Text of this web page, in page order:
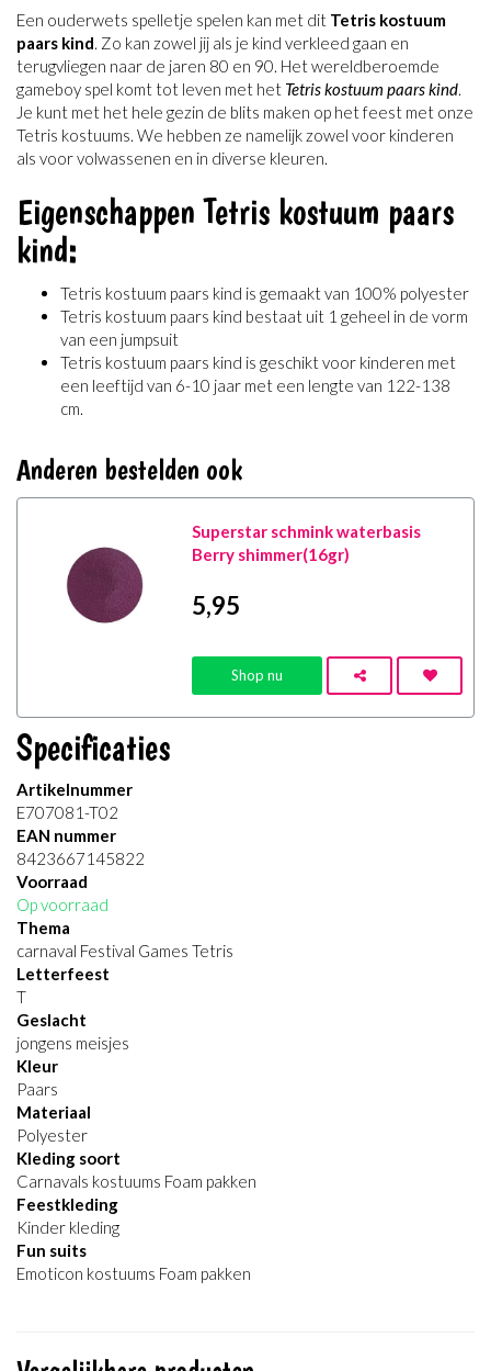
Een ouderwets spelletje spelen kan met dit Tetris kostuum
paars kind. Zo kan zowel jij als je kind verkleed gaan en
terugvliegen naar de jaren 80 en 90. Het wereldberoemde
gameboy spel komt tot leven met het Tetris kostuum paars kind.
Je kunt met het hele gezin de blits maken op het feest met onze
Tetris kostuums. We hebben ze namelijk zowel voor kinderen
als voor volwassenen en in diverse kleuren.
Eigenschappen Tetris kostuum paars
kind:
Tetris kostuum paars kind is gemaakt van 100% polyester
Tetris kostuum paars kind bestaat uit 1 geheel in de vorm
van een jumpsuit
Tetris kostuum paars kind is geschikt voor kinderen met
een leeftijd van 6-10 jaar met een lengte van 122-138
cm.
Anderen bestelden ook
Superstar schmink waterbasis
Berry shimmer(16gr)
5,95
Shop nu
Specificaties
Artikelnummer
E707081-T02
EAN nummer
8423667145822
Voorraad
Op voorraad
Thema
carnaval Festival Games Tetris
Letterfeest
T
Geslacht
jongens meisjes
Kleur
Paars
Materiaal
Polyester
Kleding soort
Carnavals kostuums Foam pakken
Feestkleding
Kinder kleding
Fun suits
Emoticon kostuums Foam pakken